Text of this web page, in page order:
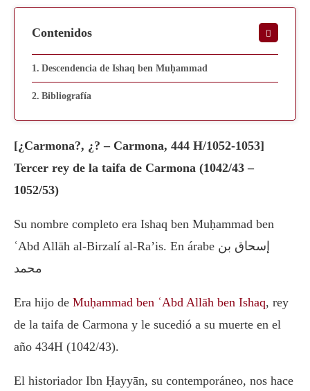
Contenidos
Descendencia de Ishaq ben Muḥammad
Bibliografía
[¿Carmona?, ¿? – Carmona, 444 H/1052-1053]
Tercer rey de la taifa de Carmona (1042/43 –
1052/53)
Su nombre completo era Ishaq ben Muḥammad ben
ʿAbd Allāh al-Birzalí al-Ra’is. En árabe إسحاق بن
محمد
Era hijo de Muḥammad ben ʿAbd Allāh ben Ishaq, rey
de la taifa de Carmona y le sucedió a su muerte en el
año 434H (1042/43).
El historiador Ibn Ḥayyān, su contemporáneo, nos hace